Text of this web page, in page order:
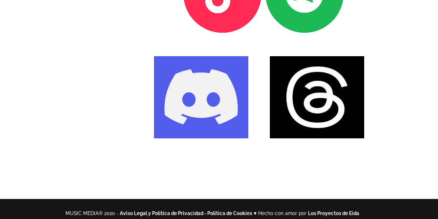
MUSIC MEDIA® 2020 -Aviso Legal y Politica de Privacidad - Politica de Cookies ♥ Hecho con amor por Los Proyectos de Eida